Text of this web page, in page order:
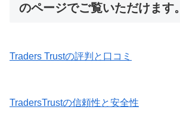
のページでご覧いただけます。
Traders Trustの評判と口コミ
TradersTrustの信頼性と安全性